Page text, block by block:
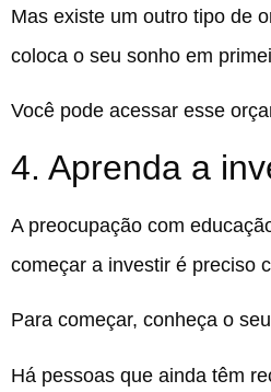
Mas existe um outro tipo de
coloca o seu sonho em
Você pode acessar esse
4. Aprenda a
A preocupação com
começar a investir é preciso
Para começar, conheça o
Há pessoas que ainda têm